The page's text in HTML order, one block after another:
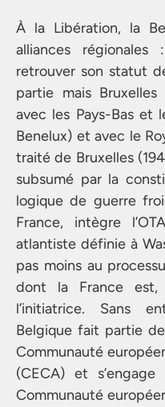
À la Libération, la
alliances
retrouver son statut
partie mais
avec les Pays-Bas et
Benelux) et avec le
traité de Bruxelles
subsumé par la
logique de guerre
France, intègre
atlantiste définie à
pas moins au
dont la France est,
l’initiatrice. Sans
Belgique fait partie
Communauté
(CECA) et
Communauté